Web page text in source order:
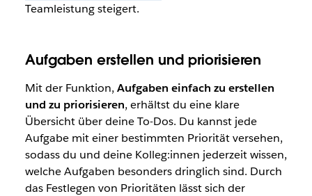
Teamleistung steigert.
Aufgaben erstellen und priorisieren
Mit der Funktion, Aufgaben einfach zu erstellen
und zu priorisieren, erhältst du eine klare
Übersicht über deine To-Dos. Du kannst jede
Aufgabe mit einer bestimmten Priorität versehen,
sodass du und deine Kolleg:innen jederzeit wissen,
welche Aufgaben besonders dringlich sind. Durch
das Festlegen von Prioritäten lässt sich der